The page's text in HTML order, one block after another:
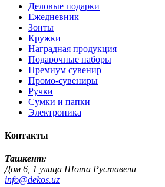
Деловые подарки
Ежедневник
Зонты
Кружки
Наградная продукция
Подарочные наборы
Премиум сувенир
Промо-сувениры
Ручки
Сумки и папки
Электроника
Контакты
Ташкент:
Дом 6, 1 улица Шота Руставели
info@dekos.uz